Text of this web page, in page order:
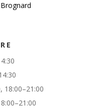
18:00–21:00